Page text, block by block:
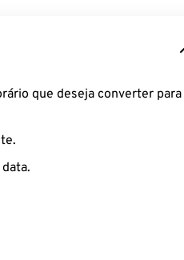
que deseja converter para